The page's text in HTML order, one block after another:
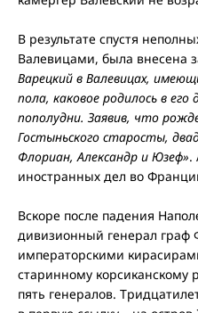
В результате спустя
Валевицами, была внесена
Варецкий в Валевицах,
пола, каковое родилось в
пополудни. Заявив, что
Гостыньского старосты,
Флориан, Александр и Юзеф».
иностранных дел во
Вскоре после падения
дивизионный генерал
императорскими
старинному корсиканскому
пять генералов.